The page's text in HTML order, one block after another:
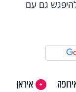
להיפגש גם עם
איראן